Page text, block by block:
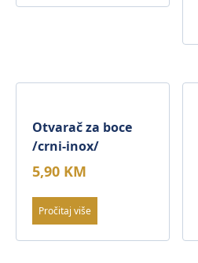
Otvarač za boce
/crni-inox/
5,90 KM
Pročitaj više